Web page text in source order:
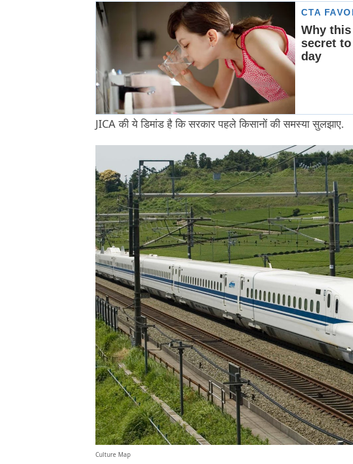
JICA की ये डिमांड है कि सरकार पहले किसानों की समस्या सुलझाए.
Culture Map